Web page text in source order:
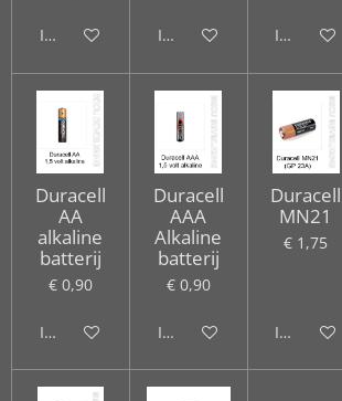
In winkelwagen In winkelwagen In
Duracell
AA
alkaline
batterij
€ 0,90
In winkelwagen
Duracell
AAA
Alkaline
batterij
€ 0,90
In winkelwagen
Duracell
MN21
€ 1,75
In